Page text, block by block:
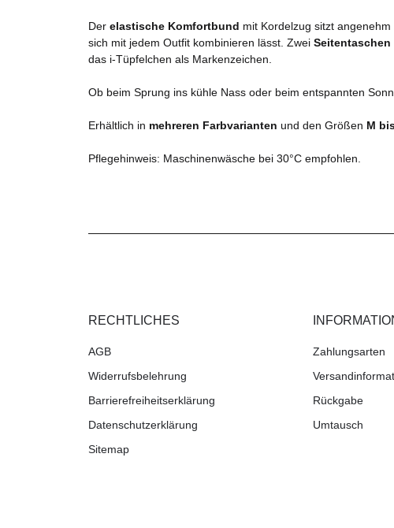
Der elastische Komfortbund mit Kordelzug sitzt
sich mit jedem Outfit kombinieren lässt. Zwei Seitentaschen
das i-Tüpfelchen als Markenzeichen.
Ob beim Sprung ins kühle Nass oder beim entspannten
Erhältlich in mehreren Farbvarianten und den Größen M
Pflegehinweis: Maschinenwäsche bei 30°C empfohlen.
RECHTLICHES
AGB
Widerrufsbelehrung
Barrierefreiheitserklärung
Datenschutzerklärung
Sitemap
Zahlungsarten
Rückgabe
Umtausch